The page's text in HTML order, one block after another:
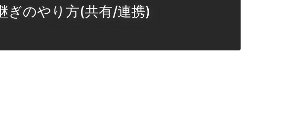
ぎのやり方(共有/連携)